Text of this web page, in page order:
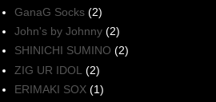
GanaG Socks (2)
John's by Johnny (2)
SHINICHI SUMINO (2)
ZIG UR IDOL (2)
ERIMAKI SOX (1)